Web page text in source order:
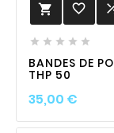
 favorite_border
    
BANDES DE
THP 50
35,00 €Prix